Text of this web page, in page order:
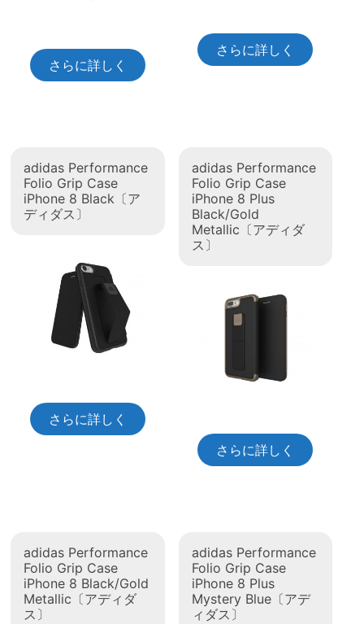
さらに詳しく
さらに詳しく
adidas Performance
Folio Grip Case
iPhone 8 Black〔ア
ディダス〕
さらに詳しく
adidas Performance
Folio Grip Case
iPhone 8 Plus
Black/Gold
Metallic〔アディダ
ス〕
さらに詳しく
adidas Performance
Folio Grip Case
iPhone 8 Black/Gold
Metallic〔アディダ
ス〕
adidas Performance
Folio Grip Case
iPhone 8 Plus
Mystery Blue〔アデ
ィダス〕